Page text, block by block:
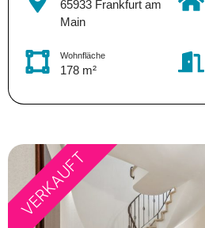
65933 Frankfurt am
Main
Wohnfläche
178 m²
VERKAUFT